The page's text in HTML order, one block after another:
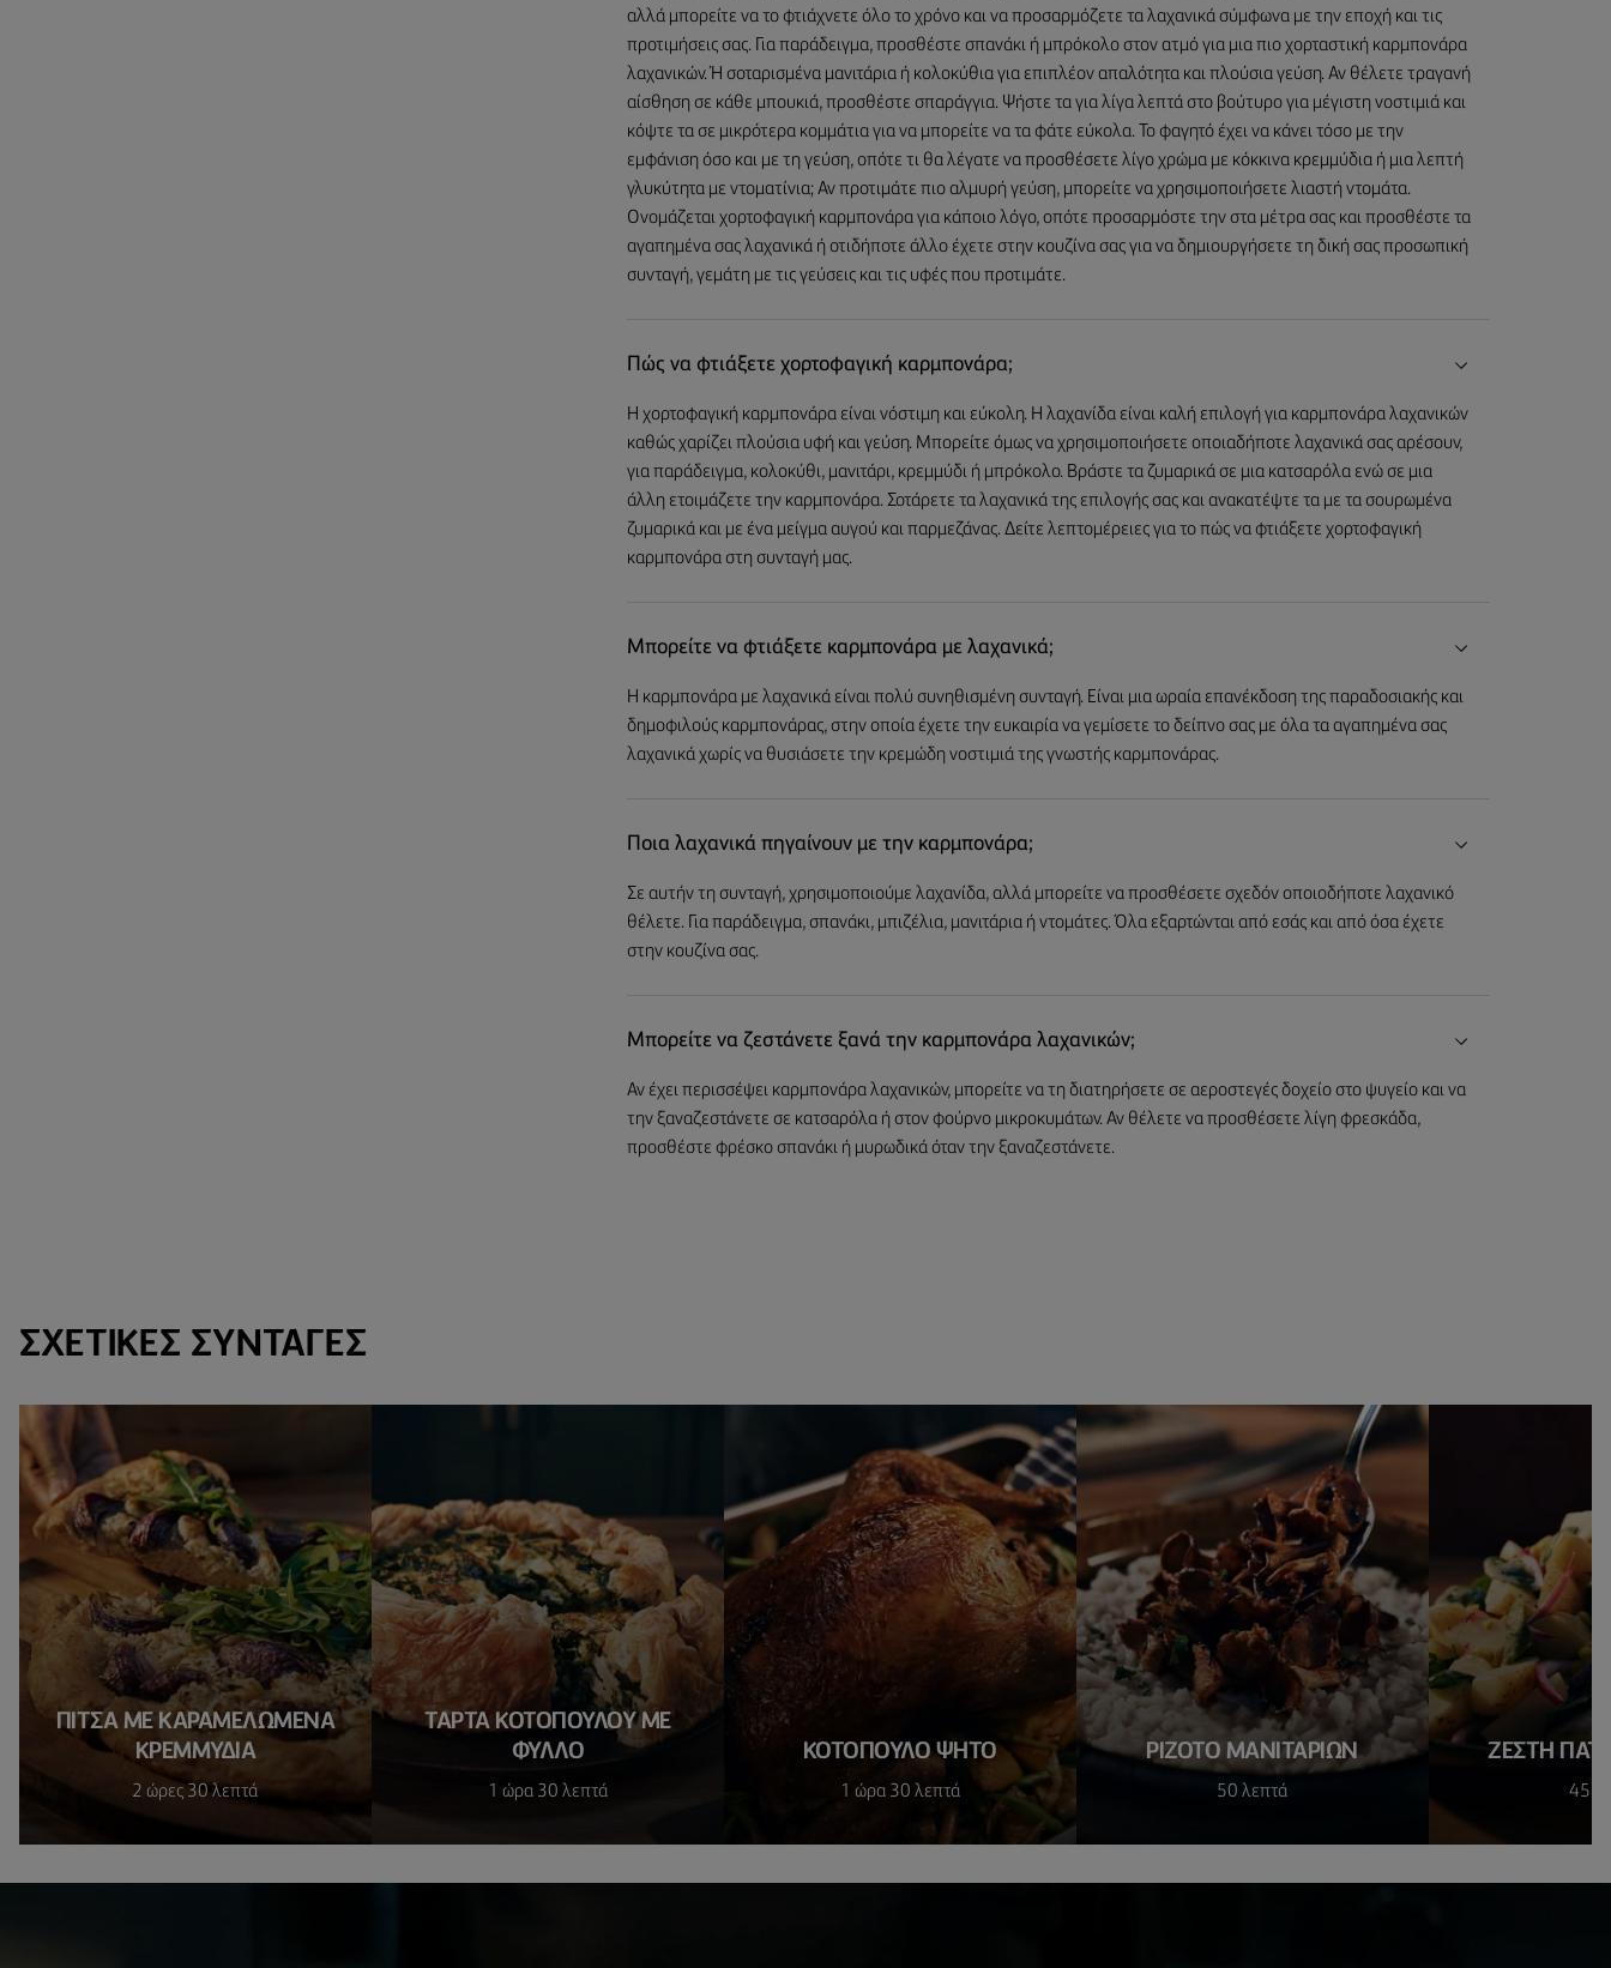
αλλά μπορείτε να το φτιάχνετε όλο το χρόνο και να προσαρμόζετε τα λαχανικά σύμφωνα με την εποχή και τις
προτιμήσεις σας. Για παράδειγμα, προσθέστε σπανάκι ή μπρόκολο στον ατμό για μια πιο χορταστική καρμπονάρα
λαχανικών. Ή σοταρισμένα μανιτάρια ή κολοκύθια για επιπλέον απαλότητα και πλούσια γεύση. Αν θέλετε τραγανή
αίσθηση σε κάθε μπουκιά, προσθέστε σπαράγγια. Ψήστε τα για λίγα λεπτά στο βούτυρο για μέγιστη νοστιμιά και
κόψτε τα σε μικρότερα κομμάτια για να μπορείτε να τα φάτε εύκολα. Το φαγητό έχει να κάνει τόσο με την
εμφάνιση όσο και με τη γεύση, οπότε τι θα λέγατε να προσθέσετε λίγο χρώμα με κόκκινα κρεμμύδια ή μια λεπτή
γλυκύτητα με ντοματίνια; Αν προτιμάτε πιο αλμυρή γεύση, μπορείτε να χρησιμοποιήσετε λιαστή ντομάτα.
Ονομάζεται χορτοφαγική καρμπονάρα για κάποιο λόγο, οπότε προσαρμόστε την στα μέτρα σας και προσθέστε τα
αγαπημένα σας λαχανικά ή οτιδήποτε άλλο έχετε στην κουζίνα σας για να δημιουργήσετε τη δική σας προσωπική
συνταγή, γεμάτη με τις γεύσεις και τις υφές που προτιμάτε.
Πώς να φτιάξετε χορτοφαγική καρμπονάρα;
Η χορτοφαγική καρμπονάρα είναι νόστιμη και εύκολη. Η λαχανίδα είναι καλή επιλογή για καρμπονάρα λαχανικών
καθώς χαρίζει πλούσια υφή και γεύση. Μπορείτε όμως να χρησιμοποιήσετε οποιαδήποτε λαχανικά σας αρέσουν,
για παράδειγμα, κολοκύθι, μανιτάρι, κρεμμύδι ή μπρόκολο. Βράστε τα ζυμαρικά σε μια κατσαρόλα ενώ σε μια
άλλη ετοιμάζετε την καρμπονάρα. Σοτάρετε τα λαχανικά της επιλογής σας και ανακατέψτε τα με τα σουρωμένα
ζυμαρικά και με ένα μείγμα αυγού και παρμεζάνας. Δείτε λεπτομέρειες για το πώς να φτιάξετε χορτοφαγική
καρμπονάρα στη συνταγή μας.
Μπορείτε να φτιάξετε καρμπονάρα με λαχανικά;
Η καρμπονάρα με λαχανικά είναι πολύ συνηθισμένη συνταγή. Είναι μια ωραία επανέκδοση της παραδοσιακής και
δημοφιλούς καρμπονάρας, στην οποία έχετε την ευκαιρία να γεμίσετε το δείπνο σας με όλα τα αγαπημένα σας
λαχανικά χωρίς να θυσιάσετε την κρεμώδη νοστιμιά της γνωστής καρμπονάρας.
Ποια λαχανικά πηγαίνουν με την καρμπονάρα;
Σε αυτήν τη συνταγή, χρησιμοποιούμε λαχανίδα, αλλά μπορείτε να προσθέσετε σχεδόν οποιοδήποτε λαχανικό
θέλετε. Για παράδειγμα, σπανάκι, μπιζέλια, μανιτάρια ή ντομάτες. Όλα εξαρτώνται από εσάς και από όσα έχετε
στην κουζίνα σας.
Μπορείτε να ζεστάνετε ξανά την καρμπονάρα λαχανικών;
Αν έχει περισσέψει καρμπονάρα λαχανικών, μπορείτε να τη διατηρήσετε σε αεροστεγές δοχείο στο ψυγείο και να
την ξαναζεστάνετε σε κατσαρόλα ή στον φούρνο μικροκυμάτων. Αν θέλετε να προσθέσετε λίγη φρεσκάδα,
προσθέστε φρέσκο σπανάκι ή μυρωδικά όταν την ξαναζεστάνετε.
ΣΧΕΤΙΚΈΣ ΣΥΝΤΑΓΈΣ
ΠΙΤΣΑ ΜΕ ΚΑΡΑΜΕΛΩΜΕΝΑ
ΚΡΕΜΜΥΔΙΑ
2 ώρες 30 λεπτά
ΤΑΡΤΑ ΚΟΤΟΠΟΥΛΟΥ ΜΕ
ΦΥΛΛΟ
1 ώρα 30 λεπτά
ΚΟΤΟΠΟΥΛΟ ΨΗΤΟ
1 ώρα 30 λεπτά
ΡΙΖΟΤΟ ΜΑΝΙΤΑΡΙΩΝ
50 λεπτά
ΖΕΣΤΗ
45